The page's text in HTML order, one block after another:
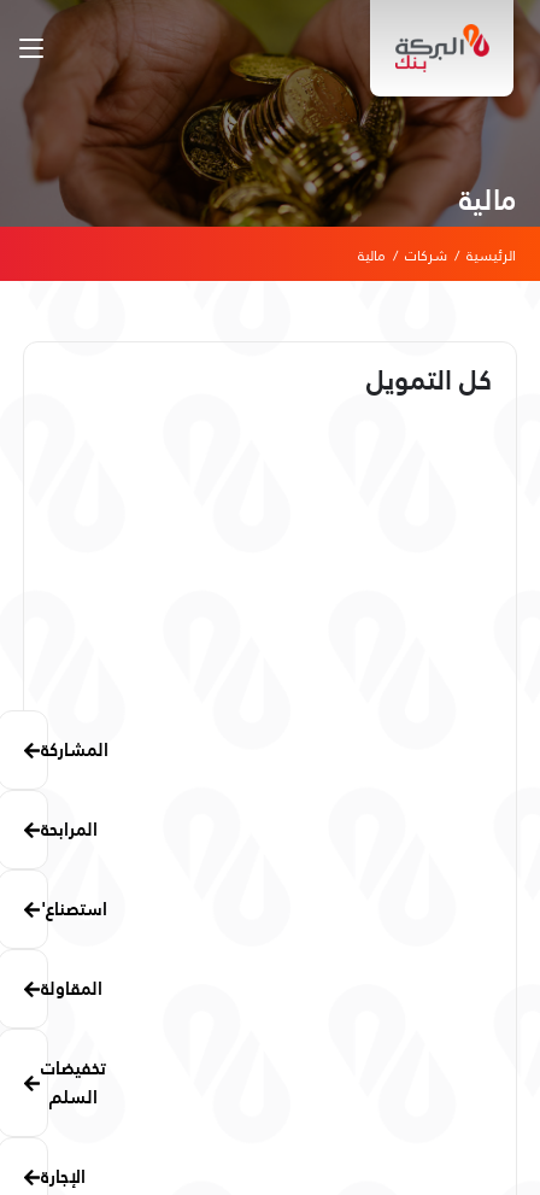
مالية
الرئيسية / شركات / مالية
كل التمويل
المشاركة
المرابحة
استصناع'
المقاولة
تخفيضات
السلم
الإجارة